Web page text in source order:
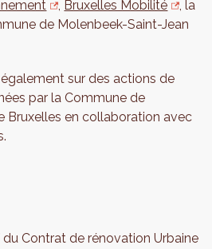
, Bruxelles Mobilité
, la
de Molenbeek-Saint-Jean
sur des actions de
par la Commune de
Bruxelles en collaboration avec
Contrat de rénovation Urbaine